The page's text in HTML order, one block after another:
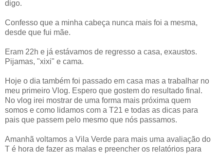
digo.
Confesso que a minha cabeça nunca mais foi a mesma,
desde que fui mãe.
Eram 22h e já estávamos de regresso a casa, exaustos.
Pijamas, "xixi" e cama.
Hoje o dia também foi passado em casa mas a trabalhar no
meu primeiro Vlog. Espero que gostem do resultado final.
No vlog irei mostrar de uma forma mais próxima quem
somos e como lidamos com a T21 e todas as dicas para
pais que passem pelo mesmo que nós passamos.
Amanhã voltamos a Vila Verde para mais uma avaliação do
T é hora de fazer as malas e preencher os relatórios para